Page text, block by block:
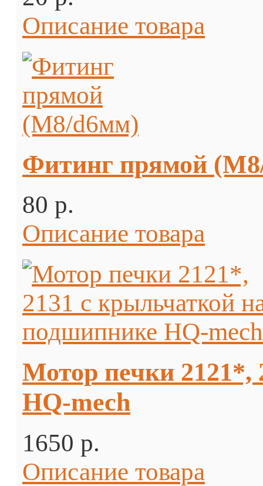
Описание товара
Фитинг прямой
80 p.
Описание товара
Мотор печки 2121*,
HQ-mech
1650 p.
Описание товара